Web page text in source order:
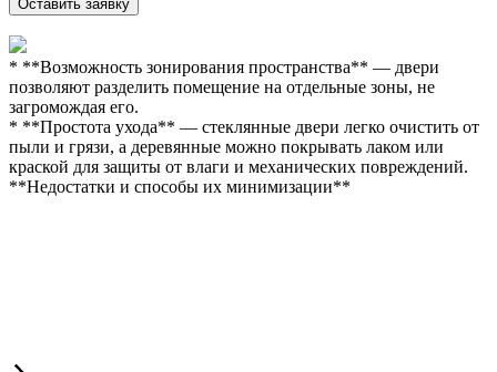
Оставить заявку
* **Возможность зонирования пространства** — двери
позволяют разделить помещение на отдельные зоны, не
загромождая его.
* **Простота ухода** — стеклянные двери легко очистить от
пыли и грязи, а деревянные можно покрывать лаком или
краской для защиты от влаги и механических повреждений.
**Недостатки и способы их минимизации**